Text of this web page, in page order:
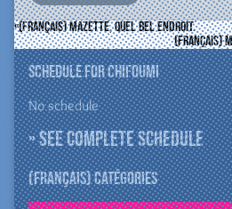
(Français) Mazette, quel bel endroit.
(Français)
Schedule for ChiFouMi
No schedule
» See complete schedule
(Français) Catégories